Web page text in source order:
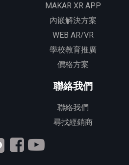
MAKAR XR APP
內嵌解決方案
WEB AR/VR
學校教育推廣
價格方案
聯絡我們
聯絡我們
尋找經銷商